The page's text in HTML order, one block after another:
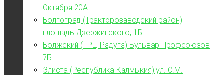
Октября 20А
Волгоград (Тракторозаводский район)
площадь Дзержинского, 1Б
Волжский (ТРЦ Радуга) Бульвар Профсоюзов
7Б
Элиста (Республика Калмыкия) ул. С.М.